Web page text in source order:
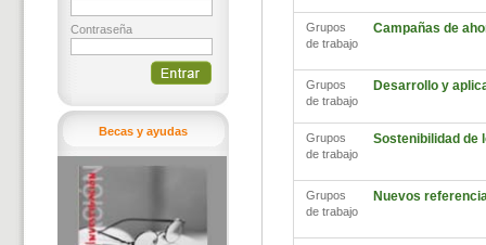
Contraseña
Becas y ayudas
Grupos
de trabajo
Campañas de
Grupos
de trabajo
Desarrollo y
Grupos
de trabajo
Sostenibilidad de
Grupos
de trabajo
Nuevos